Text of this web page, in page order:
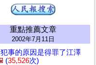
重點推薦文章
2002年7月11日
事的原因是得罪了江澤
(35,526次)